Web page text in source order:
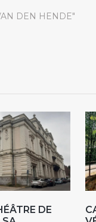
DEN HENDE"
DE